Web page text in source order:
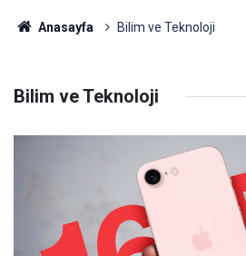
Anasayfa Bilim ve Teknoloji
Bilim ve Teknoloji